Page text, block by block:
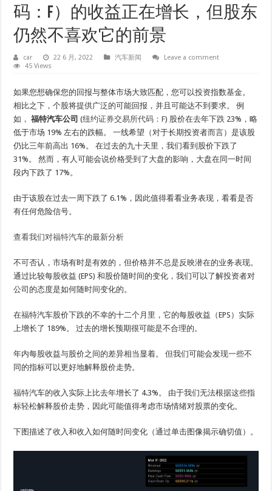
码：F）的收益正在增长，但股东
仍然不喜欢它的前景
car 22 6 月, 2022 汽车新闻
Leave a comment
45 Views
如果您想确保您的回报与整体市场大致匹配，您可以投资指数基金。
相比之下，个股将提供广泛的可能回报，并且可能达不到要求。 例
如，福特汽车公司 (纽约证券交易所代码：F) 股价在去年下跌 23%，略
低于市场 19% 左右的跌幅。 一线希望（对于长期投资者而言）是该股
仍比三年前高出 16%。 在过去的九十天里，我们看到股价下跌了
31%。 然而，有人可能会说价格受到了大盘的影响，大盘在同一时间
段内下跌了 17%。
由于该股在过去一周下跌了 6.1%，因此值得看看业务表现，看看是否
有任何危险信号。
查看我们对福特汽车的最新分析
不可否认，市场有时是有效的，但价格并不总是反映潜在的业务表现。
通过比较每股收益 (EPS) 和股价随时间的变化，我们可以了解投资者对
公司的态度是如何随时间变化的。
在福特汽车股价下跌的不幸的十二个月里，它的每股收益（EPS）实际
上增长了 189%。 过去的增长预期很可能是不合理的。
年内每股收益与股价之间的差异相当显着。 但我们可能会发现一些不
同的指标可以更好地解释股价走势。
福特汽车的收入实际上比去年增长了 4.3%。 由于我们无法根据这些指
标轻松解释股价走势，因此可能值得考虑市场情绪对股票的变化。
下图描述了收入和收入如何随时间变化（通过单击图像揭示确切值）。